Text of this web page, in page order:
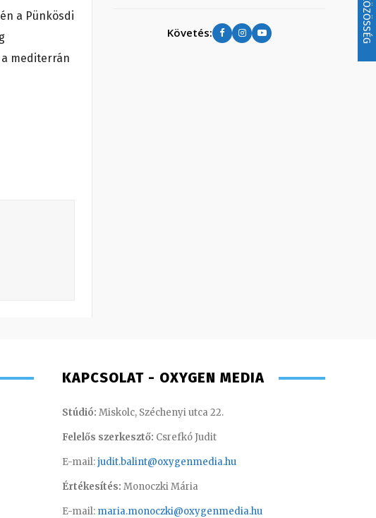
KÖZÖSSÉG
a Pünkösdi
mediterrán
Követés:
KAPCSOLAT - OXYGEN MEDIA
Stúdió: Miskolc, Széchenyi utca 22.
Felelős szerkesztő: Csrefkó Judit
E-mail:judit.balint@oxygenmedia.hu
Értékesítés: Monoczki Mária
E-mail: maria.monoczki@oxygenmedia.hu